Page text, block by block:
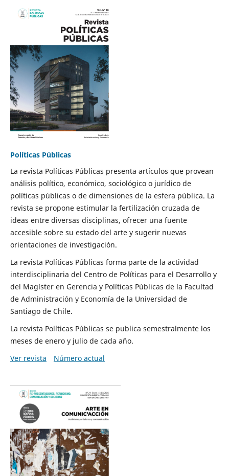
Políticas Públicas
La revista Políticas Públicas presenta artículos que provean
análisis político, económico, sociológico o jurídico de
políticas públicas o de dimensiones de la esfera pública. La
revista se propone estimular la fertilización cruzada de
ideas entre diversas disciplinas, ofrecer una fuente
accesible sobre su estado del arte y sugerir nuevas
orientaciones de investigación.
La revista Políticas Públicas forma parte de la actividad
interdisciplinaria del Centro de Políticas para el Desarrollo y
del Magíster en Gerencia y Políticas Públicas de la Facultad
de Administración y Economía de la Universidad de
Santiago de Chile.
La revista Políticas Públicas se publica semestralmente los
meses de enero y julio de cada año.
Ver revista
Número actual